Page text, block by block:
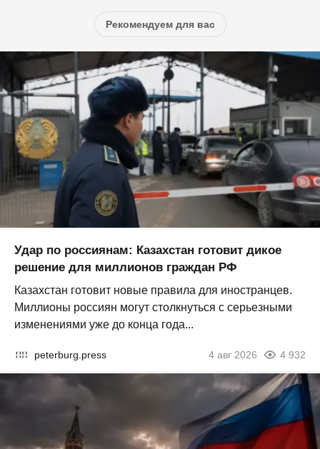
Рекомендуем для вас
Удар по россиянам: Казахстан готовит дикое
решение для миллионов граждан РФ
Казахстан готовит новые правила для иностранцев.
Миллионы россиян могут столкнуться с серьезными
изменениями уже до конца года...
peterburg.press 4 авг 2026 4 932